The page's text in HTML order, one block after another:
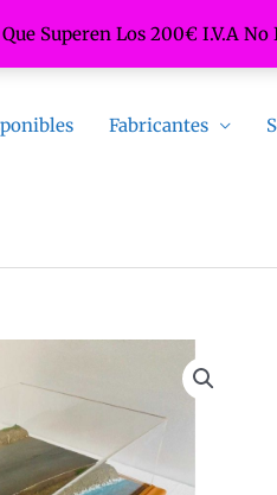
Superen Los 200€ I.V.A
Fabricantes